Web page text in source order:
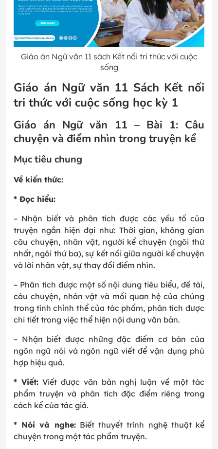
Giáo án Ngữ văn 11 sách Kết nối tri thức với cuộc
sống
Giáo án Ngữ văn 11 Sách Kết nối
tri thức với cuộc sống học kỳ 1
Giáo án Ngữ văn 11 – Bài 1: Câu
chuyện và điểm nhìn trong truyện kể
Mục tiêu chung
Về kiến thức:
* Đọc hiểu:
– Nhận biết và phân tích được các yếu tố của
truyện ngắn hiện đại như: Thời gian, không gian
câu chuyện, nhân vật, người kể chuyện (ngôi thứ
nhất, ngôi thứ ba), sự kết nối giữa người kể chuyện
và lời nhân vật, sự thay đổi điểm nhìn.
– Phân tích được một số nội dung tiêu biểu, đề tài,
câu chuyện, nhân vật và mối quan hệ của chúng
trong tính chỉnh thể của tác phẩm, phân tích được
chi tiết trong việc thể hiện nội dung văn bản.
– Nhận biết được những đặc điểm cơ bản của
ngôn ngữ nói và ngôn ngữ viết để vận dụng phù
hợp hiệu quả.
* Viết: Viết được văn bản nghị luận về một tác
phẩm truyện và phân tích đặc điểm riêng trong
cách kể của tác giả.
* Nói và nghe:Biết thuyết trình nghệ thuật kể
chuyện trong một tác phẩm truyện.